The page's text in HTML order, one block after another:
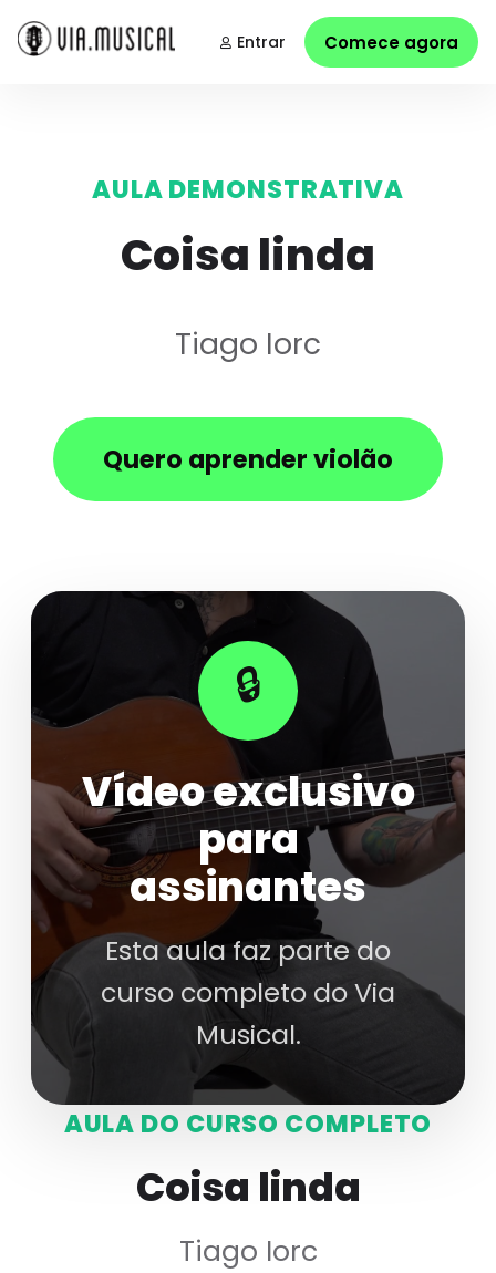
Entrar Comece agora
AULA DEMONSTRATIVA
Coisa linda
Tiago Iorc
Quero aprender violão
🔒
Vídeo exclusivo
para
assinantes
Esta aula faz parte do
curso completo do Via
Musical.
AULA DO CURSO COMPLETO
Coisa linda
Tiago Iorc